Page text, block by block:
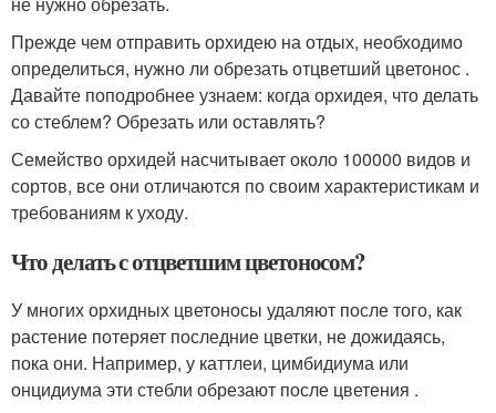
Прежде чем отправить орхидею на отдых, необходимо
определиться, нужно ли обрезать отцветший цветонос .
Давайте поподробнее узнаем: когда орхидея, что делать
со стеблем? Обрезать или оставлять?
Семейство орхидей насчитывает около 100000 видов и
сортов, все они отличаются по своим характеристикам и
требованиям к уходу.
Что делать с отцветшим цветоносом?
У многих орхидных цветоносы удаляют после того, как
растение потеряет последние цветки, не дожидаясь,
пока они. Например, у каттлеи, цимбидиума или
онцидиума эти стебли обрезают после цветения .